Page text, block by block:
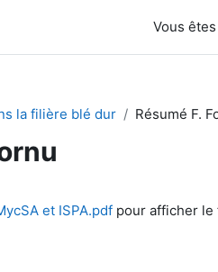
Vous
la filière blé dur Résumé F.
et ISPA.pdf pour afficher le